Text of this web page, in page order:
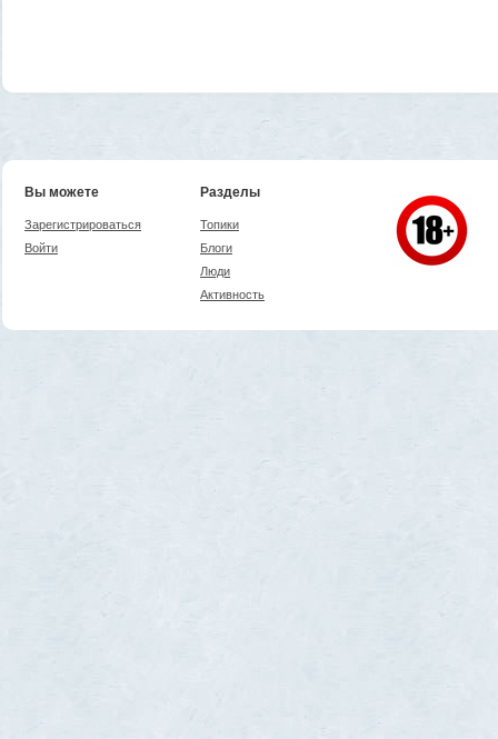
Вы можете
Зарегистрироваться
Войти
Разделы
Топики
Блоги
Люди
Активность